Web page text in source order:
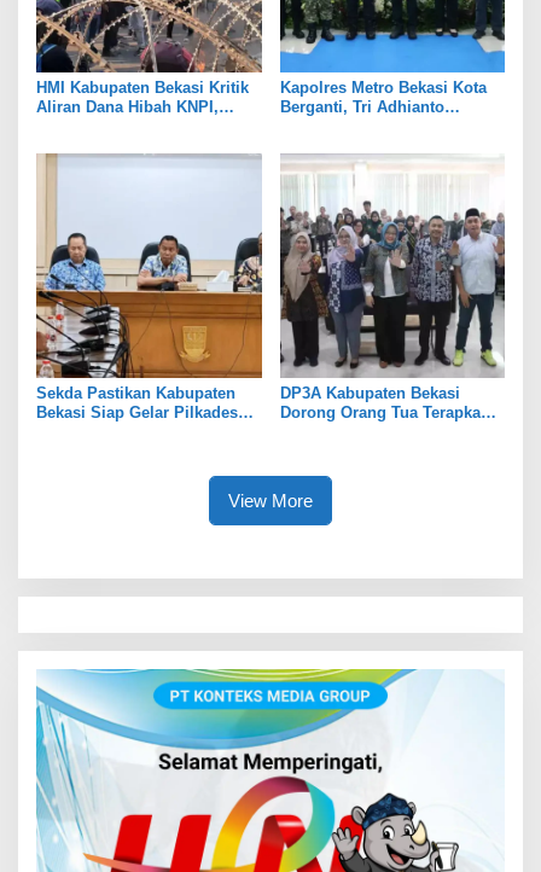
HMI Kabupaten Bekasi Kritik
Aliran Dana Hibah KNPI,
Kapolres Metro Bekasi Kota
Berganti, Tri Adhianto
Sekda Pastikan Kabupaten
Bekasi Siap Gelar Pilkades
DP3A Kabupaten Bekasi
Dorong Orang Tua Terapkan
View More